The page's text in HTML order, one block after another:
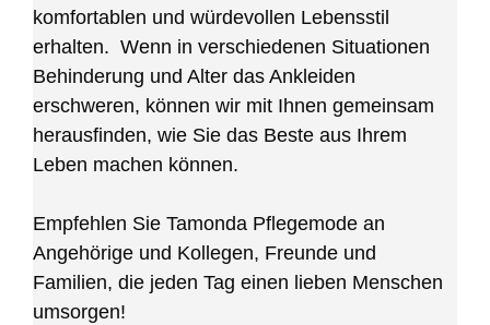
komfortablen und würdevollen Lebensstil
erhalten. Wenn in verschiedenen Situationen
Behinderung und Alter das Ankleiden
erschweren, können wir mit Ihnen gemeinsam
herausfinden, wie Sie das Beste aus Ihrem
Leben machen können.
Empfehlen Sie Tamonda Pflegemode an
Angehörige und Kollegen, Freunde und
Familien, die jeden Tag einen lieben Menschen
umsorgen!